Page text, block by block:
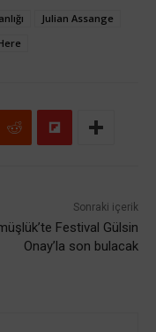
Julian Assange
Sonraki içerik
Festival Gülsin
Onay’la son bulacak